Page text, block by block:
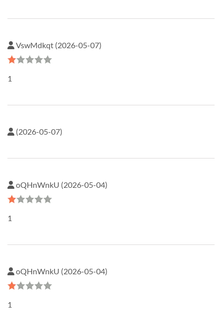
VswMdkqt (2026-05-07)
1
(2026-05-07)
oQHnWnkU (2026-05-04)
1
oQHnWnkU (2026-05-04)
1